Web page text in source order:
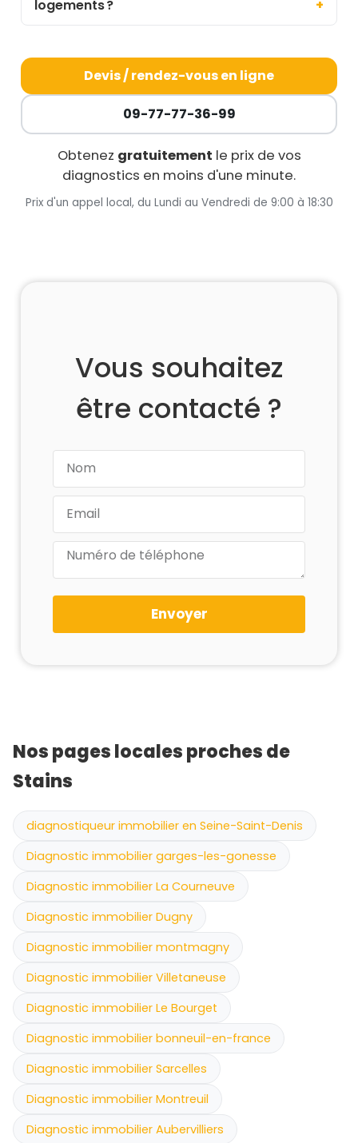
logements ?
Devis / rendez-vous en ligne
09-77-77-36-99
Obtenez gratuitement le prix de vos
diagnostics en moins d'une minute.
Prix d'un appel local, du Lundi au Vendredi de 9:00 à 18:30
Vous souhaitez
être contacté ?
Envoyer
Nos pages locales proches de
Stains
diagnostiqueur immobilier en Seine-Saint-Denis
Diagnostic immobilier garges-les-gonesse
Diagnostic immobilier La Courneuve
Diagnostic immobilier Dugny
Diagnostic immobilier montmagny
Diagnostic immobilier Villetaneuse
Diagnostic immobilier Le Bourget
Diagnostic immobilier bonneuil-en-france
Diagnostic immobilier Sarcelles
Diagnostic immobilier Montreuil
Diagnostic immobilier Aubervilliers